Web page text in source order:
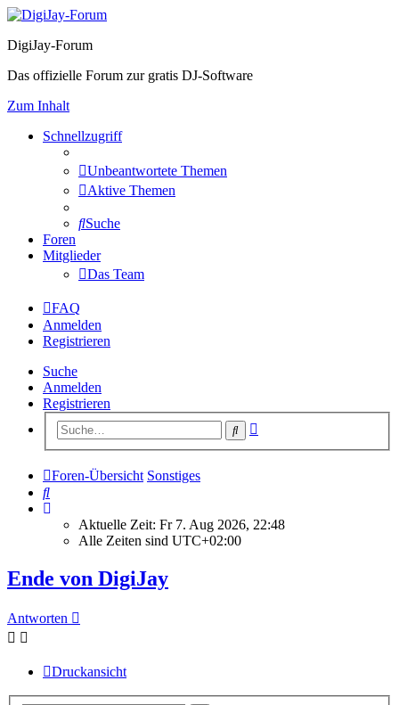
DigiJay-Forum
Das offizielle Forum zur gratis DJ-Software
Zum Inhalt
Schnellzugriff
Unbeantwortete Themen
Aktive Themen
Suche
Foren
Mitglieder
Das Team
FAQ
Anmelden
Registrieren
Suche
Anmelden
Registrieren
Suche
Foren-Übersicht Sonstiges
Suche
Aktuelle Zeit: Fr 7. Aug 2026, 22:48
Alle Zeiten sind UTC+02:00
Ende von DigiJay
Antworten
Druckansicht